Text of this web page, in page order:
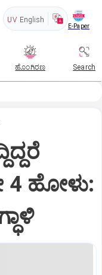
UV English
E-Paper
ಹೊಂಗಿರಣ Search
4 ಹೋಳು: